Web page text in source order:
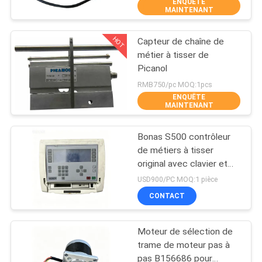
VISITE
L'USINE
CONTRÔLE
QUALITÉ
NOUS
CONTACTER
Tête de jacquard
Accomplissez le
harnais de jacquard
MAINTENANT
HOT
Capteur de chaîne de
métier à tisser de
Picanol
RMB750/pc MOQ:1pcs
ENQUÊTE
MAINTENANT
Bonas S500 contrôleur
de métiers à tisser
original avec clavier et
affichage Condition de
travail entièrement
testée pour les pièces
USD900/PC MOQ:1 pièce
CONTACT
Moteur de sélection de
trame de moteur pas à
pas B156686 pour